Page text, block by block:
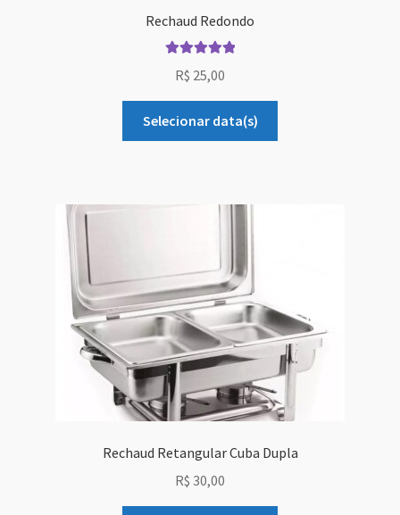
Rechaud Redondo
5.00
de 5
R$ 25,00
Selecionar data(s)
Rechaud Retangular Cuba Dupla
R$ 30,00